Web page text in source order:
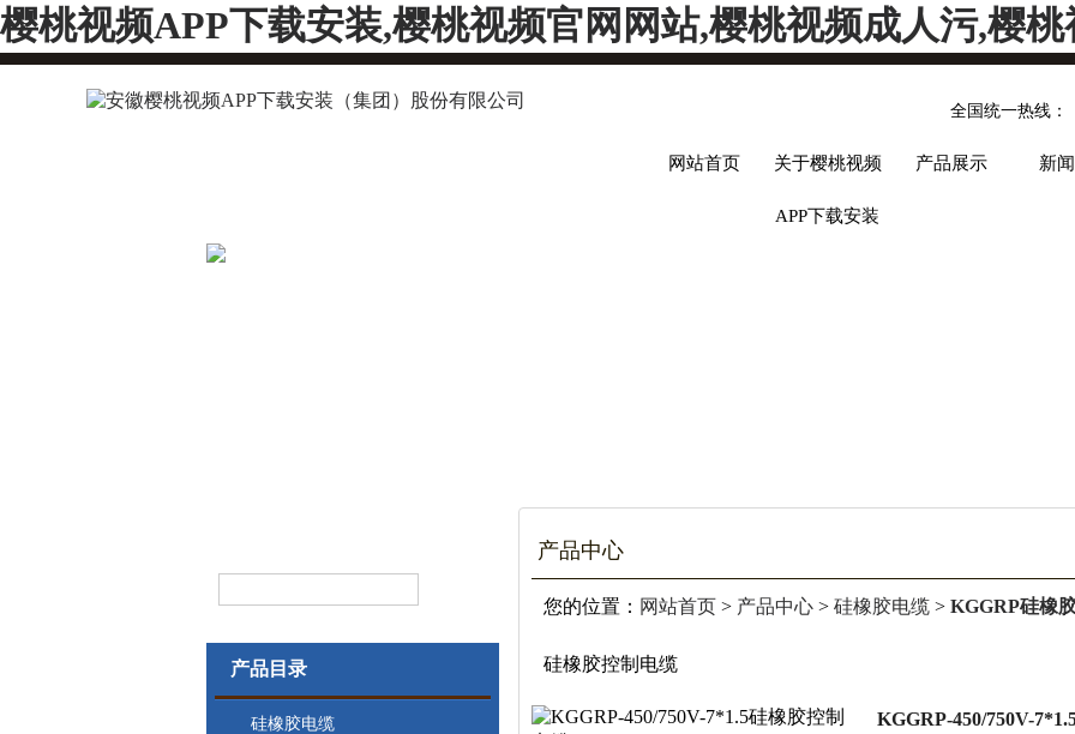
樱桃视频APP下载安装,樱桃视频官网网站,樱桃视频成人污,樱
全国统一热线：
网站首页 关于樱桃视频
APP下载安装
产品展示 新
产品目录
硅橡胶电缆
产品中心
您的位置： 网站首页 > 产品中心 > 硅橡胶电缆 > KGGRP硅橡
硅橡胶控制电缆
KGGRP-450/750V-